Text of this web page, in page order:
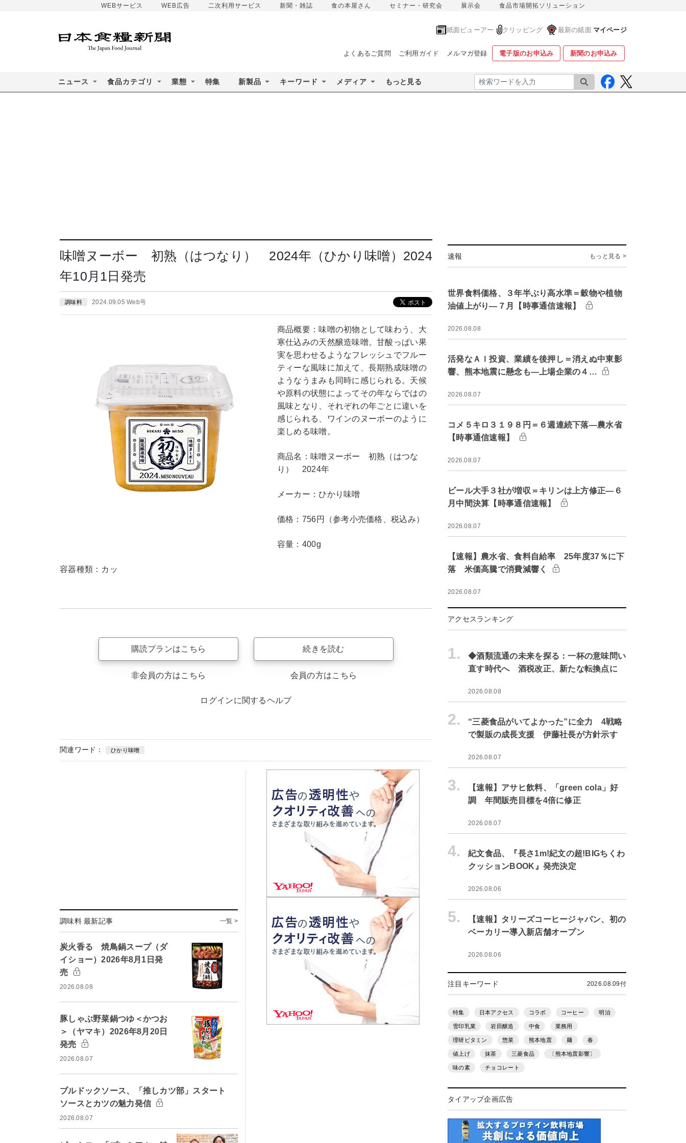
WEBサービス WEB広告 二次利用サービス 新聞・雑誌 食の本屋さん セミナー・研究会 展示会 食品市場開拓ソリューション
紙面ビューアー クリッピング 最新の紙面 マイページ
よくあるご質問 ご利用ガイド メルマガ登録 電子版のお申込み 新聞のお申込み
ニュース 食品カテゴリ 業態 特集 新製品 キーワード メディア もっと見る 検索
味噌ヌーボー 初熟（はつなり） 2024年（ひかり味噌）2024
年10月1日発売
調味料 2024.09.05 Web号
商品概要：味噌の初物として味わう、大
寒仕込みの天然醸造味噌。甘酸っぱい果
実を思わせるようなフレッシュでフルー
ティーな風味に加えて、長期熟成味噌の
ようなうまみも同時に感じられる。天候
や原料の状態によってその年ならではの
風味となり、それぞれの年ごとに違いを
感じられる、ワインのヌーボーのように
楽しめる味噌。
商品名：味噌ヌーボー 初熟（はつな
り） 2024年
メーカー：ひかり味噌
価格：756円（参考小売価格、税込み）
容量：400g
容器種類：カッ
購読プランはこちら
非会員の方はこちら
続きを読む
会員の方はこちら
ログインに関するヘルプ
関連ワード： ひかり味噌
調味料 最新記事 一覧 >
炭火香る 焼鳥鍋スープ（ダ
イショー）2026年8月1日発
売
2026.08.08
豚しゃぶ野菜鍋つゆ＜かつお
＞（ヤマキ）2026年8月20日
発売
2026.08.07
ブルドックソース、「推しカツ部」スタート
ソースとカツの魅力発信
2026.08.07
速報 もっと見る >
世界食料価格、３年半ぶり高水準＝穀物や植物
油値上がり―７月【時事通信速報】
2026.08.08
活発なＡＩ投資、業績を後押し＝消えぬ中東影
響、熊本地震に懸念も―上場企業の４…
2026.08.07
コメ５キロ３１９８円＝６週連続下落―農水省
【時事通信速報】
2026.08.07
ビール大手３社が増収＝キリンは上方修正―６
月中間決算【時事通信速報】
2026.08.07
【速報】農水省、食料自給率 25年度37％に下
落 米価高騰で消費減響く
2026.08.07
アクセスランキング
1.
◆酒類流通の未来を探る：一杯の意味問い
直す時代へ 酒税改正、新たな転換点に
2026.08.08
2.
“三菱食品がいてよかった”に全力 4戦略
で製販の成長支援 伊藤社長が方針示す
2026.08.07
3.
【速報】アサヒ飲料、「green cola」好
調 年間販売目標を4倍に修正
2026.08.07
4.
紀文食品、『長さ1m!紀文の超!BIGちくわ
クッションBOOK』発売決定
2026.08.06
5.
【速報】タリーズコーヒージャパン、初の
ベーカリー導入新店舗オープン
2026.08.06
注目キーワード 2026.08.09付
特集 日本アクセス コラボ コーヒー 明治
雪印乳業 岩田醸造 中食 業務用
理研ビタミン 惣菜 熊本地震 麺 春
値上げ 抹茶 三菱食品 〔熊本地震影響〕
味の素 チョコレート
タイアップ企画広告